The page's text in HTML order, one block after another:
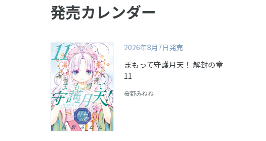
発売カレンダー
2026年8月7日発売
まもって守護月天！ 解封の章
11
桜野みねね